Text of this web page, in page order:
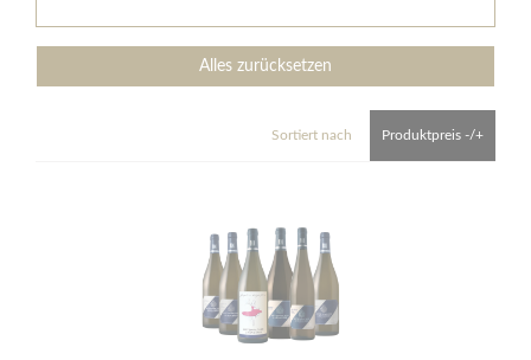
Alles zurücksetzen
Sortiert nach Produktpreis -/+